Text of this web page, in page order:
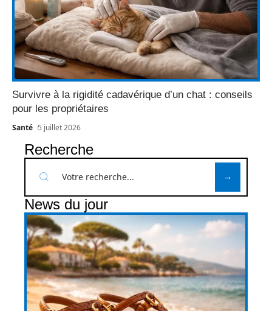
Survivre à la rigidité cadavérique d’un chat : conseils
pour les propriétaires
Santé 5 juillet 2026
Recherche
News du jour